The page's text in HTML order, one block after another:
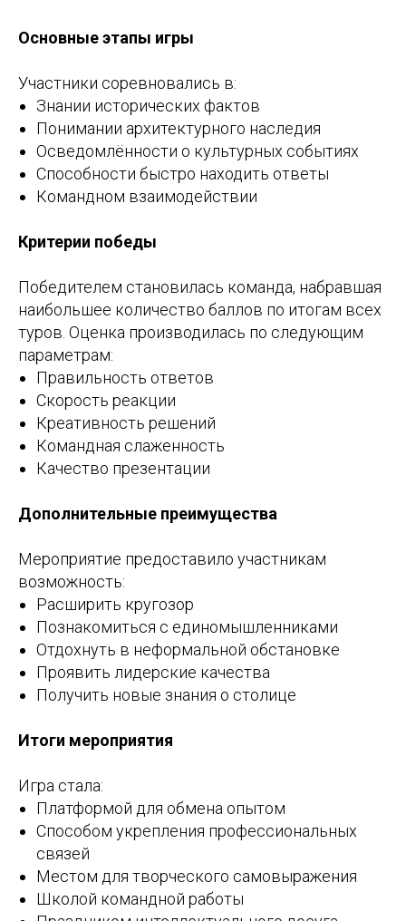
Основные этапы игры
Участники соревновались в:
Знании исторических фактов
Понимании архитектурного наследия
Осведомлённости о культурных событиях
Способности быстро находить ответы
Командном взаимодействии
Критерии победы
Победителем становилась команда, набравшая
наибольшее количество баллов по итогам всех
туров. Оценка производилась по следующим
параметрам:
Правильность ответов
Скорость реакции
Креативность решений
Командная слаженность
Качество презентации
Дополнительные преимущества
Мероприятие предоставило участникам
возможность:
Расширить кругозор
Познакомиться с единомышленниками
Отдохнуть в неформальной обстановке
Проявить лидерские качества
Получить новые знания о столице
Итоги мероприятия
Игра стала:
Платформой для обмена опытом
Способом укрепления профессиональных
связей
Местом для творческого самовыражения
Школой командной работы